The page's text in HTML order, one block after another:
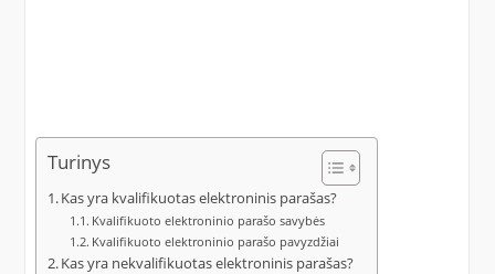
Turinys
Kas yra kvalifikuotas elektroninis parašas?
Kvalifikuoto elektroninio parašo savybės
Kvalifikuoto elektroninio parašo pavyzdžiai
Kas yra nekvalifikuotas elektroninis parašas?